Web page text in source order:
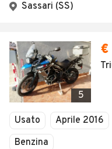
Sassari (SS)
5
€
Usato Aprile 2016
Benzina